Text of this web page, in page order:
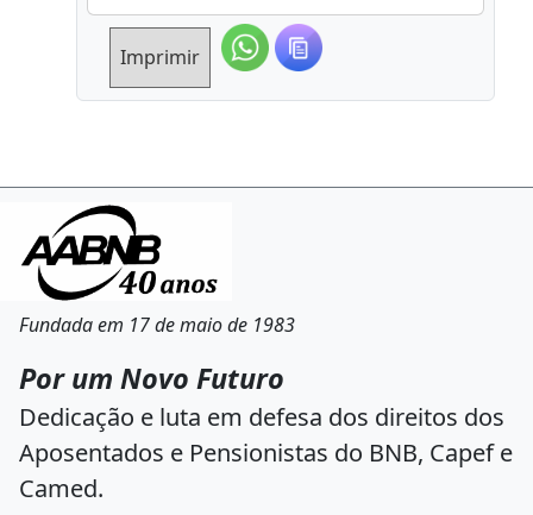
Imprimir
Fundada em 17 de maio de 1983
Por um Novo Futuro
Dedicação e luta em defesa dos direitos dos
Aposentados e Pensionistas do BNB, Capef e
Camed.